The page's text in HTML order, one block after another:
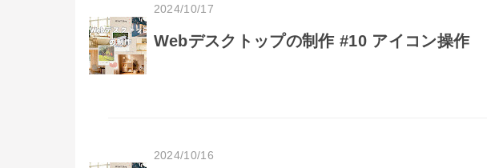
2024/10/17
Webデスクトップの制作 #10 アイコン操作
2024/10/16